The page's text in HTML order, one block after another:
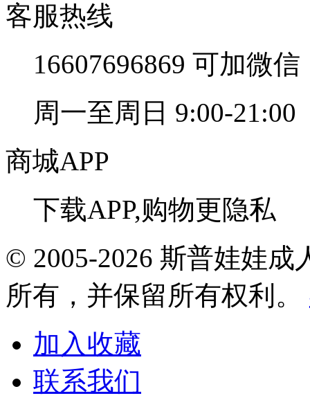
客服热线
16607696869 可加微
周一至周日 9:00-21:00
商城APP
下载APP,购物更隐私
© 2005-2026 斯普娃娃
所有，并保留所有权利。
加入收藏
联系我们